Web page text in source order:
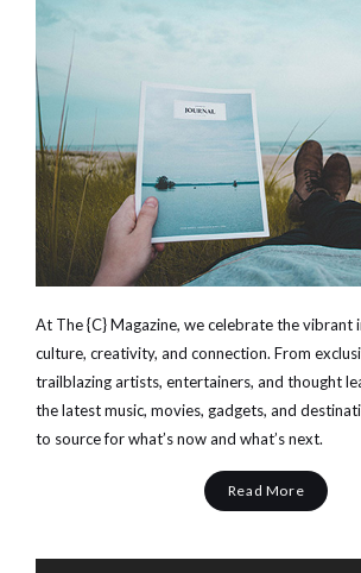
At The {C} Magazine, we celebrate the vibrant
culture, creativity, and connection. From
trailblazing artists, entertainers, and thought
the latest music, movies, gadgets, and
to source for what’s now and what’s next.
Read More